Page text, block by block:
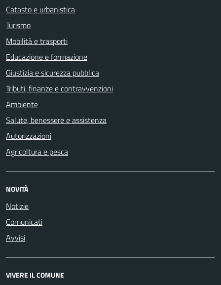
Catasto e urbanistica
Turismo
Mobilità e trasporti
Educazione e formazione
Giustizia e sicurezza pubblica
Tributi, finanze e contravvenzioni
Ambiente
Salute, benessere e assistenza
Autorizzazioni
Agricoltura e pesca
NOVITÀ
Notizie
Comunicati
Avvisi
VIVERE IL COMUNE